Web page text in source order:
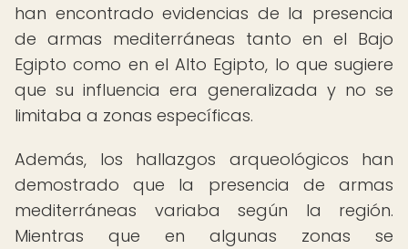
han encontrado evidencias de la presencia
de armas mediterráneas tanto en el Bajo
Egipto como en el Alto Egipto, lo que sugiere
que su influencia era generalizada y no se
limitaba a zonas específicas.
Además, los hallazgos arqueológicos han
demostrado que la presencia de armas
mediterráneas variaba según la región.
Mientras que en algunas zonas se